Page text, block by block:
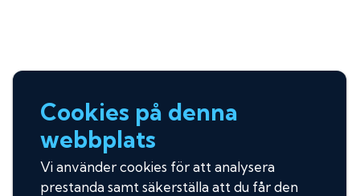
Cookies på denna
webbplats
Vi använder cookies för att analysera
prestanda samt säkerställa att du får den